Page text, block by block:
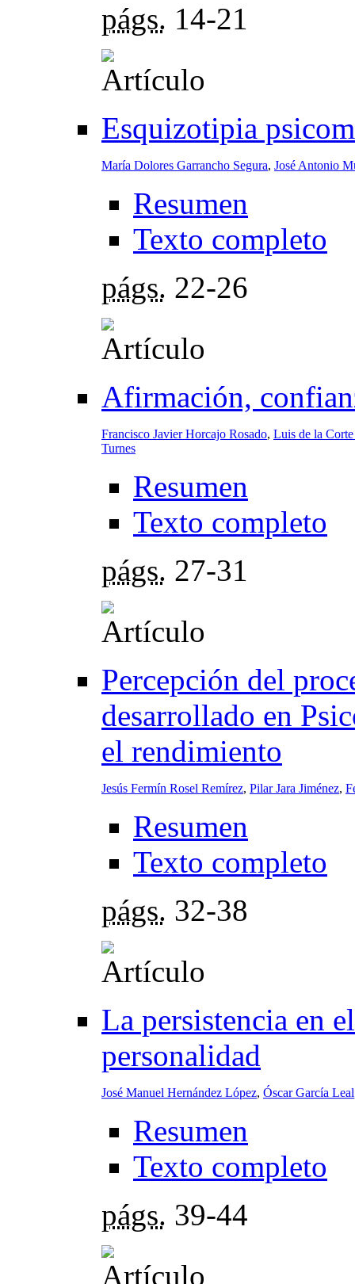
págs. 14-21
Esquizotipia
María Dolores Garrancho Segura, José Antonio
Resumen
Texto completo
págs. 22-26
Afirmación,
Francisco Javier Horcajo Rosado, Luis de la
Turnes
Resumen
Texto completo
págs. 27-31
Percepción del
desarrollado en
el rendimiento
Jesús Fermín Rosel Remírez, Pilar Jara Jiménez,
Resumen
Texto completo
págs. 32-38
La persistencia en
personalidad
José Manuel Hernández López, Óscar García Leal
Resumen
Texto completo
págs. 39-44